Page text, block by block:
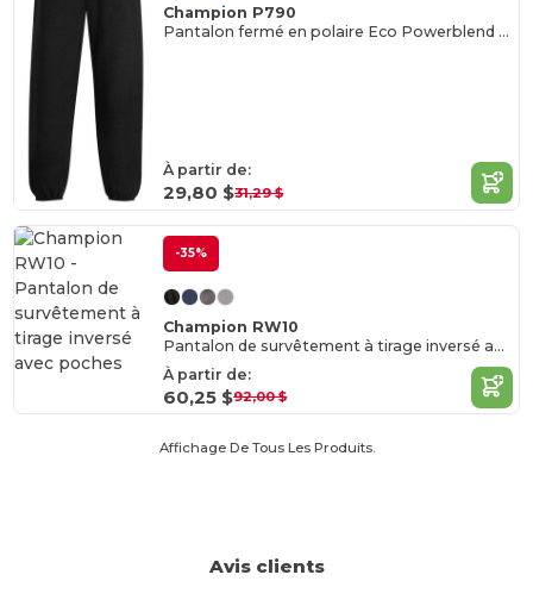
Champion P790
Pantalon fermé en polaire Eco Powerblend pour les jeunes
À partir de:
29,80 $31,29 $
-35%
Champion RW10
Pantalon de survêtement à tirage inversé avec poches
À partir de:
60,25 $92,00 $
Affichage De Tous Les Produits.
Avis clients